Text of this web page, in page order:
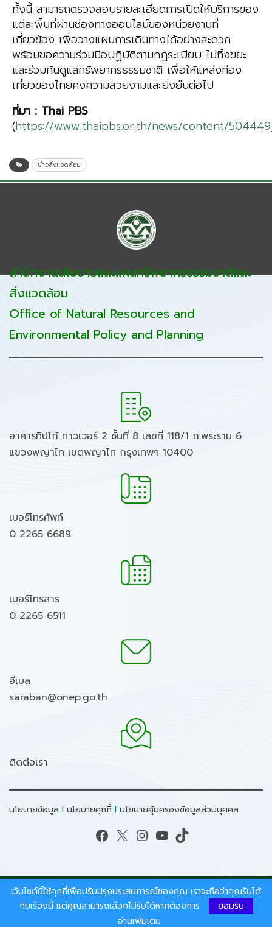
ทั้งนี้ สามารถตรวจสอบรายละเอียดการเปิดให้บริการของ
แต่ละพื้นที่ผ่านช่องทางออนไลน์ของหน่วยงานที่
เกี่ยวข้อง เพื่อวางแผนการเดินทางได้อย่างสะดวก
พร้อมขอความร่วมมือปฏิบัติตามกฎระเบียบ ไม่ทิ้งขยะ
และร่วมกันดูแลทรัพยากรธรรมชาติ เพื่อให้แหล่งท่อง
เที่ยวของไทยคงความสวยงามและยั่งยืนต่อไป
ที่มา : Thai PBS
(https://www.thaipbs.or.th/news/content/504449
ข่าวสิ่งแวดล้อม
สำนักงานนโยบายและแผนทรัพยากรธรรมชาติและ
สิ่งแวดล้อม
Office of Natural Resources and
Environmental Policy and Planning
อาคารทิปโก้ ทาวเวอร์ 2 ชั้นที่ 8 เลขที่ 118/1 ถ.พระราม 6
แขวงพญาไท เขตพญาไท กรุงเทพฯ 10400
เบอร์โทรศัพท์
0 2265 6689
เบอร์โทรสาร
0 2265 6511
อีเมล
saraban@onep.go.th
ติดต่อเรา
นโยบายข้อมูล I นโยบายคุกกี้ I นโยบายคุ้มครองข้อมูลส่วนบุคคล
Facebook X Instagram YouTube TikTok
สงวนลิขสิทธิ์ © 2026 - สำนักงานนโยบายและแผน
ทรัพยากรธรรมชาติและสิ่งแวดล้อม.
เว็บไซต์นี้ใช้คุกกี้เพื่อปรับปรุงประสบการณ์ของคุณ เราจะถือว่าคุณรับได้
กับเรื่องนี้ แต่คุณสามารถเลือกไม่รับได้หากต้องการ
ยอมรับ
อ่านเพิ่มเติม